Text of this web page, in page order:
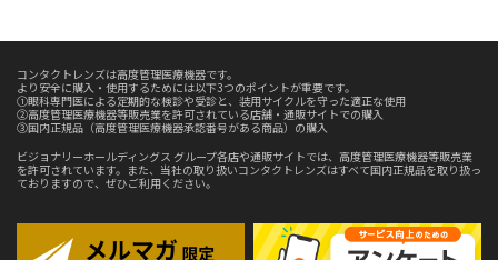
コンタクトレンズは高度管理医療機器です。
より安全に購入・使用するためには以下3つのポイントが重要です。
①眼科専門医による定期的な検診や受診と、装用サイクルを守った適正な使用
②高度管理医療機器等販売業を許可されている店舗・通販サイトでの購入
③国内正規品（高度管理医療機器承認番号がある商品）の購入
ビジョナリーホールディングス グループ各店や通販サイトでは、高度管理医療機器等販売業
を許可されています。また、当社の取り扱いコンタクトレンズはすべて国内正規品を取り扱っ
ておりますので、ぜひご利用ください。